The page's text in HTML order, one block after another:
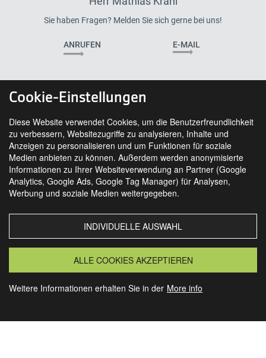
Sie haben Fragen? Melden Sie sich gerne bei uns!
ANRUFEN E-MAIL
SIE FINDEN UNS AUCH AUF
MORSBACH GRANSEE
Cookie-Einstellungen
Diese Website verwendet Cookies, um die Benutzerfreundlichkeit
zu verbessern, Websitezugriffe zu analysieren, Inhalte und
Anzeigen zu personalisieren und um Funktionen für soziale
Medien anbieten zu können. Außerdem werden anonymisierte
Informationen zu Ihrer Websiteverwendung an Partner (Google
Analytics, Google Ads, Google Tag Manager) für Analysen,
Werbung und soziale Medien weitergegeben.
INDIVIDUELLE AUSWAHL
ALLE COOKIES AKZEPTIEREN
Weitere Informationen erhalten Sie in der More info